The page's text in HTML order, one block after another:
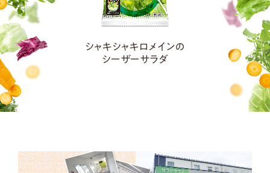
シャキシャキロメインの
シーザーサラダ